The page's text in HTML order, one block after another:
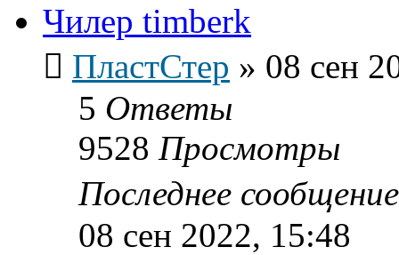
Чилер timberk
ПластСтер » 08 сен
5 Ответы
9528 Просмотры
Последнее
08 сен 2022, 15:48